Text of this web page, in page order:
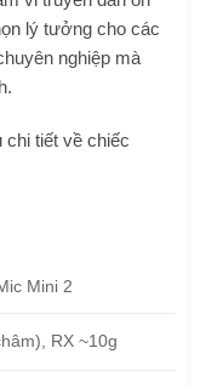
lý tưởng cho các
nghiệp mà
chi tiết về chiếc
Mini 2
RX ~10g